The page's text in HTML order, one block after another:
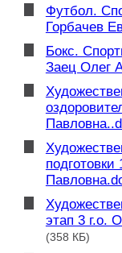
Футбол.
Горбачев
Бокс.
Заец Олег
этап 3 г.о.
(358 КБ)